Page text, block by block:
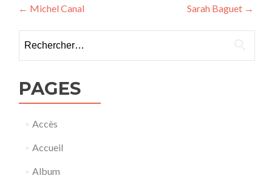
Navigation
de
l’article
← Michel Canal Sarah Baguet →
PAGES
Accès
Accueil
Album